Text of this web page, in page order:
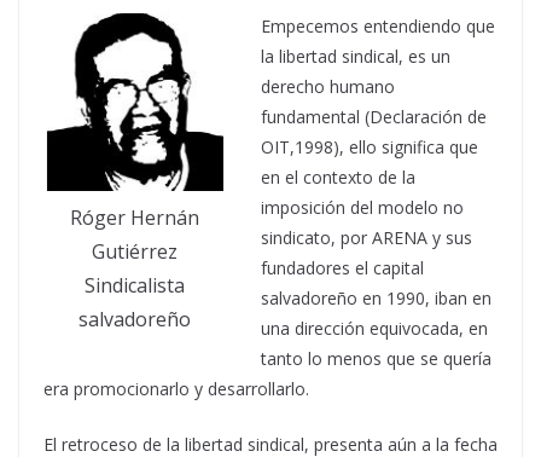
Róger Hernán
Gutiérrez
Sindicalista
salvadoreño
Empecemos entendiendo que
la libertad sindical, es un
derecho humano
fundamental (Declaración de
OIT,1998), ello significa que
en el contexto de la
imposición del modelo no
sindicato, por ARENA y sus
fundadores el capital
salvadoreño en 1990, iban en
una dirección equivocada, en
tanto lo menos que se quería
era promocionarlo y desarrollarlo.
El retroceso de la libertad sindical, presenta aún a la fecha